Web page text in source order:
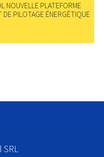
DE PILOTAGE ÉNERGÉTIQUE
SRL